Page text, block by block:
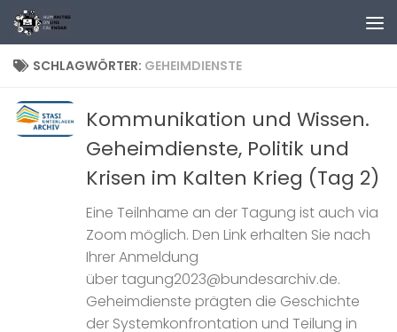
Zum Inhalt springen
SCHLAGWÖRTER: GEHEIMDIENSTE
Kommunikation und Wissen.
Geheimdienste, Politik und
Krisen im Kalten Krieg (Tag 2)
Eine Teilnhame an der Tagung ist auch via
Zoom möglich. Den Link erhalten Sie nach
Ihrer Anmeldung
über tagung2023@bundesarchiv.de.
Geheimdienste prägten die Geschichte
der Systemkonfrontation und Teilung in